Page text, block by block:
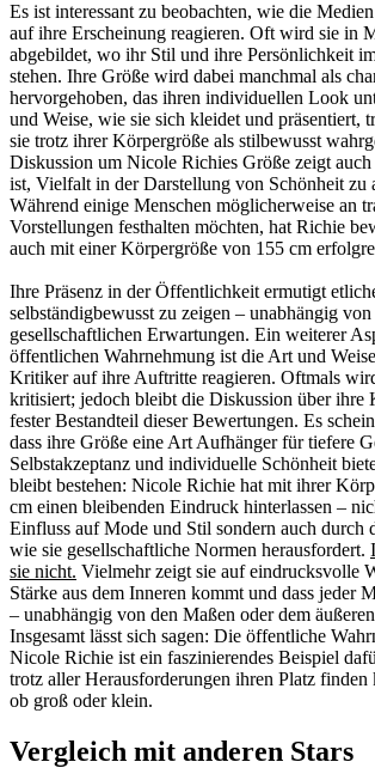
Es ist interessant zu beobachten, wie die
auf ihre Erscheinung reagieren. Oft wird sie in
abgebildet, wo ihr Stil und ihre Persönlichkeit
stehen. Ihre Größe wird dabei manchmal als
hervorgehoben, das ihren individuellen Look
und Weise, wie sie sich kleidet und präsentiert,
sie trotz ihrer Körpergröße als stilbewusst
Diskussion um Nicole Richies Größe zeigt
ist, Vielfalt in der Darstellung von Schönheit zu
Während einige Menschen möglicherweise an
Vorstellungen festhalten möchten, hat Richie
auch mit einer Körpergröße von 155 cm
Ihre Präsenz in der Öffentlichkeit ermutigt
selbständigbewusst zu zeigen – unabhängig von
gesellschaftlichen Erwartungen. Ein weiterer
öffentlichen Wahrnehmung ist die Art und
Kritiker auf ihre Auftritte reagieren. Oftmals
kritisiert; jedoch bleibt die Diskussion über ihre
fester Bestandteil dieser Bewertungen. Es
dass ihre Größe eine Art Aufhänger für tiefere
Selbstakzeptanz und individuelle Schönheit
bleibt bestehen: Nicole Richie hat mit ihrer
cm einen bleibenden Eindruck hinterlassen –
Einfluss auf Mode und Stil sondern auch durch
wie sie gesellschaftliche Normen herausfordert.
sie nicht. Vielmehr zeigt sie auf eindrucksvolle
Stärke aus dem Inneren kommt und dass jeder
– unabhängig von den Maßen oder dem
Insgesamt lässt sich sagen: Die öffentliche
Nicole Richie ist ein faszinierendes Beispiel
trotz aller Herausforderungen ihren Platz finden
ob groß oder klein.
Vergleich mit anderen Stars